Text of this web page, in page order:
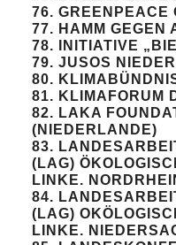
76. GREENPEACE
77. HAMM GEGEN
78. INITIATIVE
79. JUSOS
80.
81. KLIMAFORUM
82. LAKA
(NIEDERLANDE)
83.
(LAG)
LINKE.
84.
(LAG)
LINKE.